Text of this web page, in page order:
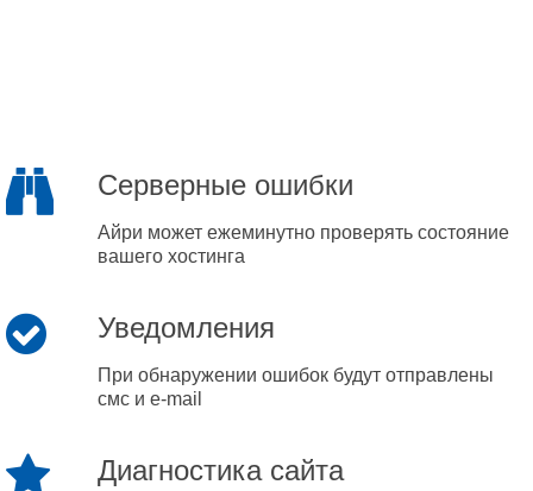
Серверные ошибки
Айри может ежеминутно проверять состояние
вашего хостинга
Уведомления
При обнаружении ошибок будут отправлены
смс и e-mail
Диагностика сайта